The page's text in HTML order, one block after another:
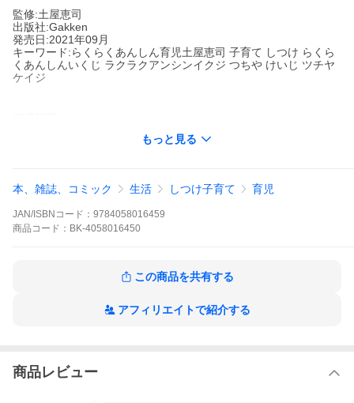
監修:土屋恵司
出版社:Gakken
発売日:2021年09月
キーワード:らくらくあんしん育児土屋恵司 子育て しつけ らくら
くあんしんいくじ ラクラクアンシンイクジ つちや けいじ ツチヤ
ケイジ
第一子を迎えるママ＆パパにとって、育児はすべてがはじめての
ことばかり。本や雑誌、WebやSNSアプリなどで、欲しい情報を
欲しいときに手に入れられる世の中ですが、ときには情報が多す
ぎて「必要じゃないコト」にまでふりまわされてしまうことも。
ら生まれたのが、学研の育児書「らくらくあんしん」シリーズで
本書では、はじめてママ＆パパがいちばん知りたい、生まれてか
策もしっかり紹介しています。
もっと見る
本、雑誌、コミック 生活 しつけ子育て 育児
JAN/ISBNコード： 9784058016459
商品 コード： BK-4058016450
この商品を共有する
アフィリエイトで紹介する
商品レビュー